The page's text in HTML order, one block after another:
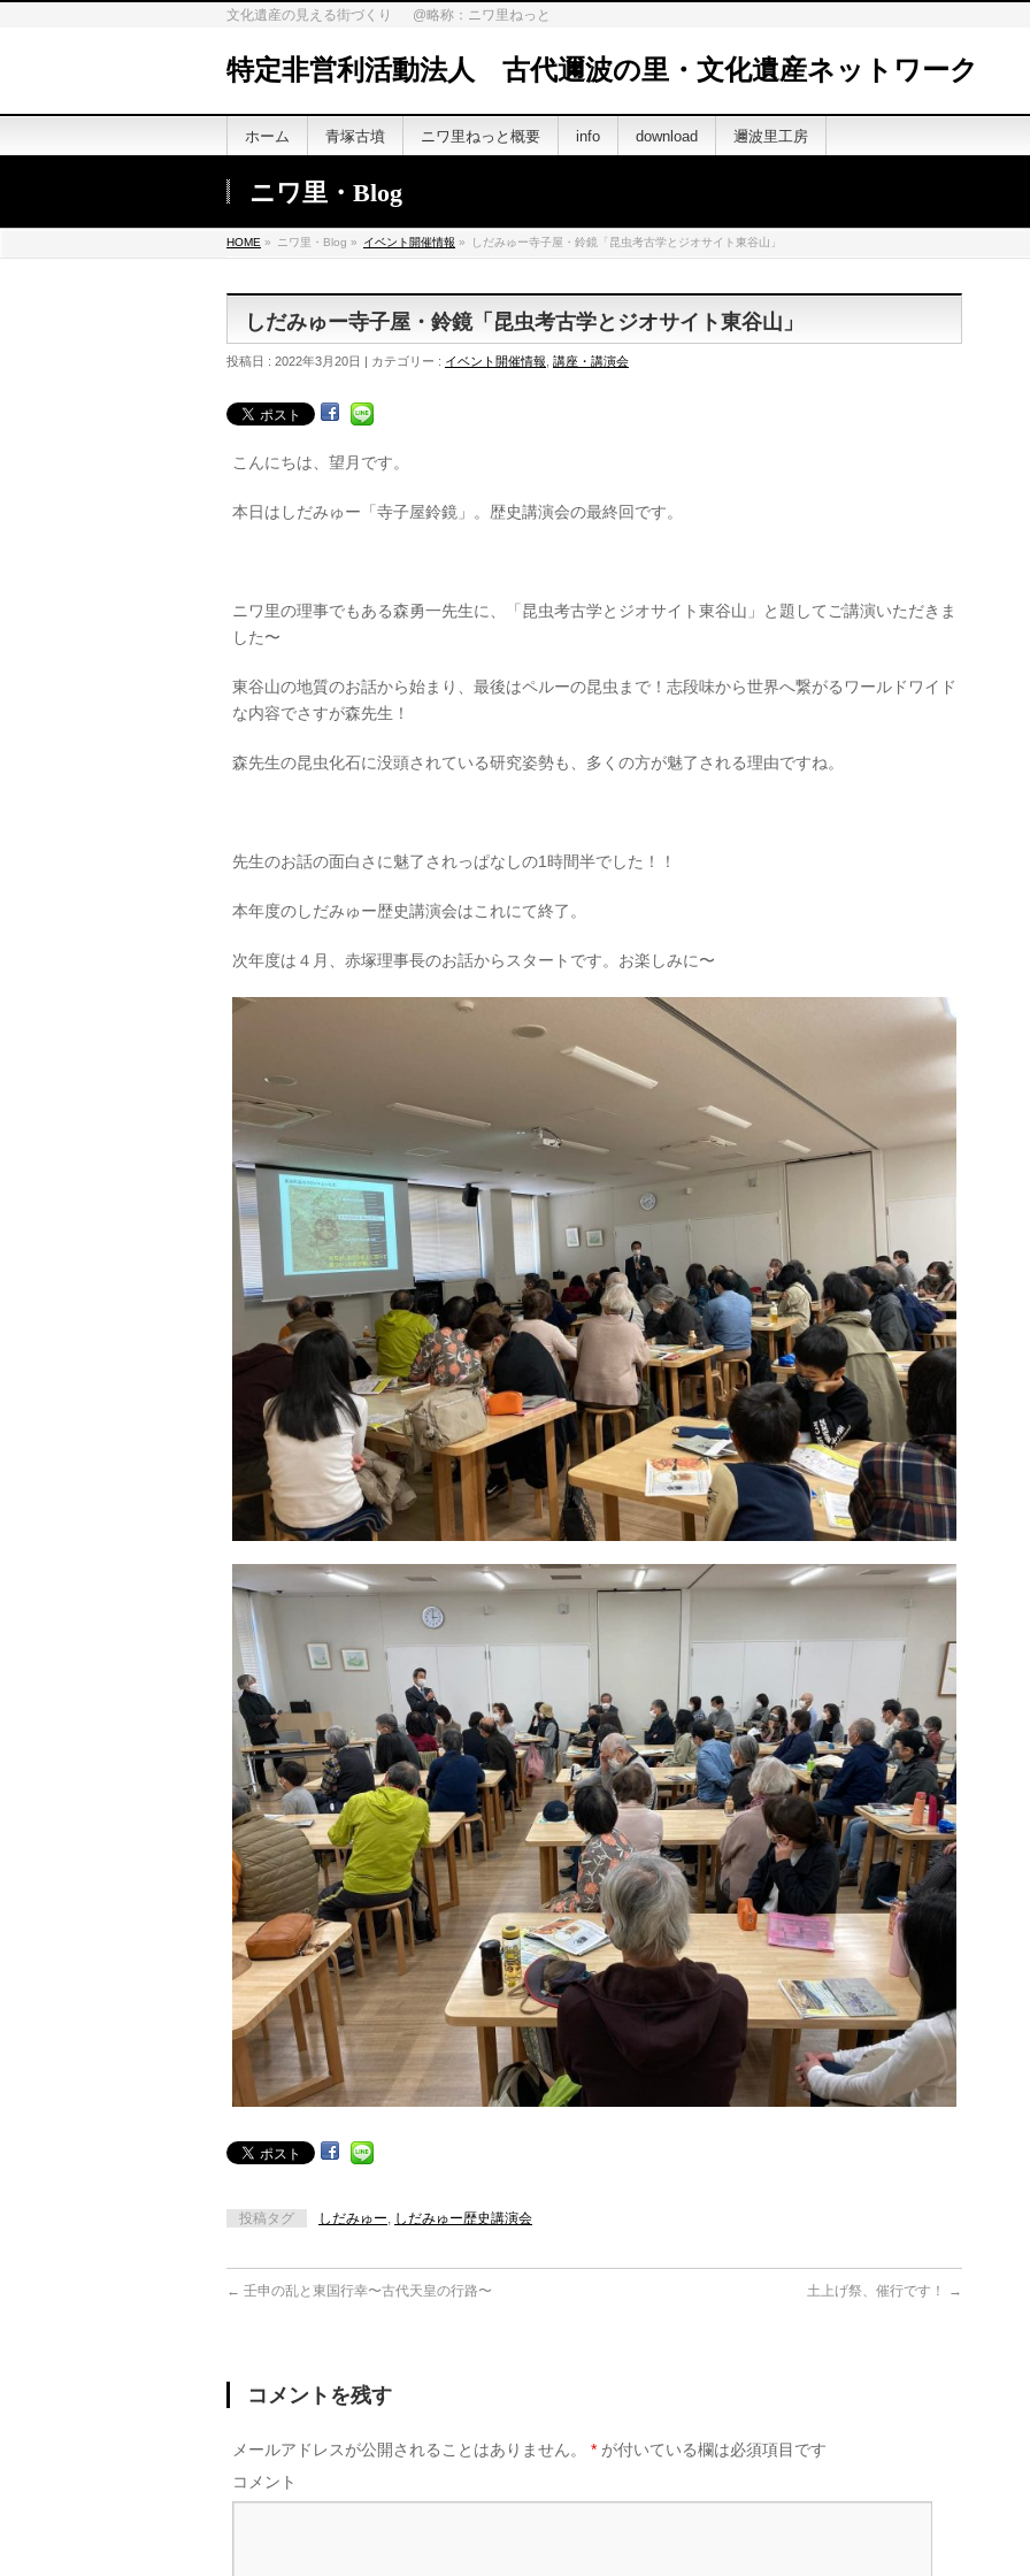
文化遺産の見える街づくり @略称：ニワ里ねっと
特定非営利活動法人 古代邇波の里・文化遺産ネットワーク
ホーム 青塚古墳 ニワ里ねっと概要 info download 邇波里工房
ニワ里・Blog
HOME » ニワ里・Blog » イベント開催情報 » しだみゅー寺子屋・鈴鏡「昆虫考古学とジオサイト東谷山」
しだみゅー寺子屋・鈴鏡「昆虫考古学とジオサイト東谷山」
投稿日 : 2022年3月20日 | カテゴリー : イベント開催情報 講座・講演会
こんにちは、望月です。
本日はしだみゅー「寺子屋鈴鏡」。歴史講演会の最終回です。
ニワ里の理事でもある森勇一先生に、「昆虫考古学とジオサイト東谷山」と題してご講演いただきま
した〜
東谷山の地質のお話から始まり、最後はペルーの昆虫まで！志段味から世界へ繋がるワールドワイド
な内容でさすが森先生！
森先生の昆虫化石に没頭されている研究姿勢も、多くの方が魅了される理由ですね。
先生のお話の面白さに魅了されっぱなしの1時間半でした！！
本年度のしだみゅー歴史講演会はこれにて終了。
次年度は４月、赤塚理事長のお話からスタートです。お楽しみに〜
投稿タグ しだみゅー, しだみゅー歴史講演会
← 壬申の乱と東国行幸〜古代天皇の行路〜 土上げ祭、催行です！ →
コメントを残す
メールアドレスが公開されることはありません。 * が付いている欄は必須項目です
コメント